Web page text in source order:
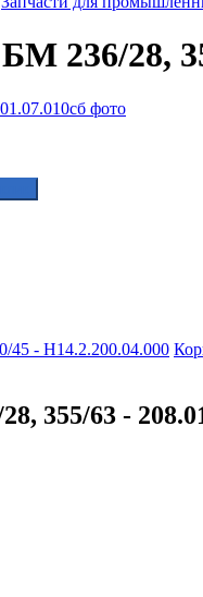
236/28,
45 - Н14.2.200.04.000
355/63 -